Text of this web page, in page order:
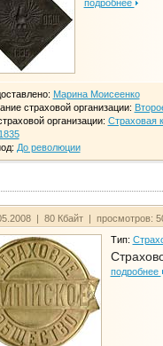
подробнее
Марина Моисеенко
страховой организации:
организации: Страховая
1835
До революции
| 80 Кбайт | просмотров:
Тип:
подробнее